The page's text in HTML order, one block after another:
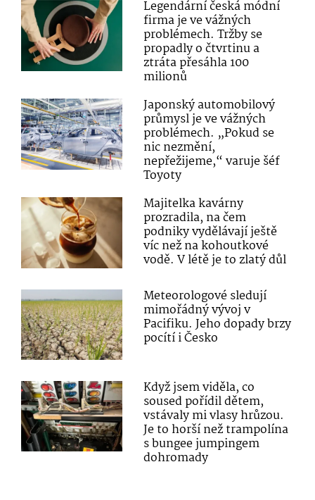
Legendární česká módní
firma je ve vážných
problémech. Tržby se
propadly o čtvrtinu a
ztráta přesáhla 100
milionů
Japonský automobilový
průmysl je ve vážných
problémech. „Pokud se
nic nezmění,
nepřežijeme,“ varuje šéf
Toyoty
Majitelka kavárny
prozradila, na čem
podniky vydělávají ještě
víc než na kohoutkové
vodě. V létě je to zlatý důl
Meteorologové sledují
mimořádný vývoj v
Pacifiku. Jeho dopady brzy
pocítí i Česko
Když jsem viděla, co
soused pořídil dětem,
vstávaly mi vlasy hrůzou.
Je to horší než trampolína
s bungee jumpingem
dohromady